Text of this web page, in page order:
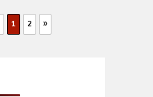
1 2 »